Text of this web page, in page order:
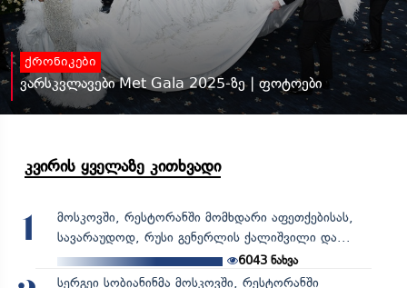
ქრონიკები
ვარსკვლავები Met Gala 2025-ზე | ფოტოები
კვირის ყველაზე კითხვადი
1
მოსკოვში, რესტორანში მომხდარი აფეთქებისას,
სავარაუდოდ, რუსი გენერლის ქალიშვილი და...
6043 ნახვა
სერგეი სობიანინმა მოსკოვში, რესტორანში